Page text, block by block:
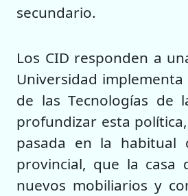
secundario.
Los CID responden a
Universidad
de las Tecnologías de
profundizar esta
pasada en la habitual
provincial, que la casa
nuevos mobiliarios y